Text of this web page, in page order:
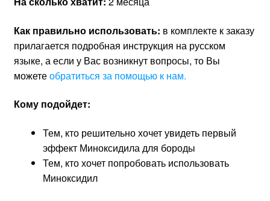
Как правильно использовать: в комплекте к заказу
прилагается подробная инструкция на русском
языке, а если у Вас возникнут вопросы, то Вы
можетеобратиться за помощью к нам.
Кому подойдет:
Тем, кто решительно хочет увидеть первый
эффект Миноксидила для бороды
Тем, кто хочет попробовать использовать
Миноксидил